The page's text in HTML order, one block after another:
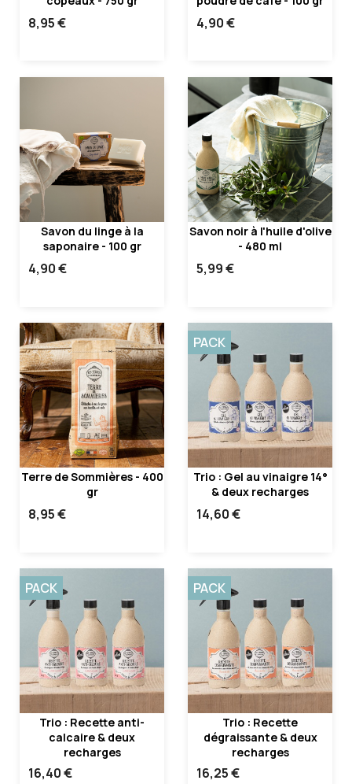
8,95 € 4,90 €
Savon du linge à la
saponaire - 100 gr
4,90 €
Savon noir à l'huile d'olive
- 480 ml
5,99 €
Terre de Sommières - 400
gr
8,95 €
Trio : Gel au vinaigre 14°
& deux recharges
14,60 €
PACK
Trio : Recette anti-
calcaire & deux
recharges
16,40 €
PACK
Trio : Recette
dégraissante & deux
recharges
16,25 €
PACK